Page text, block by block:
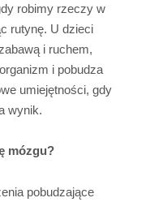
robimy rzeczy w
rutynę. U dzieci
i ruchem,
i pobudza
umiejętności, gdy
wynik.
mózgu?
pobudzające